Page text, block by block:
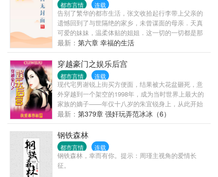
都市言情 连载
告别了繁华的都市生活，张文收拾起行李带上父亲的
遗憾回到了与世隔绝的家乡，未曾谋面的母亲．天真
可爱的妹妹，温柔体贴的姐姐．这一切的一切都是那
么的陌生和熟悉. 但习惯了都市生活的他在这能习惯这
种日出而作，日落而息．听着海潮的寂寞生活吗？当
他发现这里有太多值得去发掘的乐趣时，生活也变得
精彩起来．寂寞的海潮也变成了激情的春潮． 【故事
的发生地是一个无视人伦的小渔村,咳咳】 这里的一切
都是那么的传
最新： 第六章 幸福的生活
穿越豪门之娱乐后宫
都市言情 连载
现代宅男谢锐上街买方便面，结果被大花盆砸死，意
外穿越到一个架空的1998年，成为当时世界上最大的
家族的嫡子——年仅十八岁的朱宜锐身上，从此开始
了他享福、泡美女的奢侈生活…… （本书会出现很多
的明星，80年代——00年代的都有，另外本书也算是
架空，所以里面的明星她们的相貌名字都一样，但是
出生背景、出生时间等等一切资料都是我杜撰的，另
外世界娱乐圈的大亨等我也会自己杜撰，不会和现在
的世界一样，所以各位看了之后不要说我乱写啊！谢
谢）
最新： 第379章 强奸玩弄范冰冰（6）
钢铁森林
都市言情 连载
钢铁森林，幸而有你。提示：周瑾主视角的爱情长
征。